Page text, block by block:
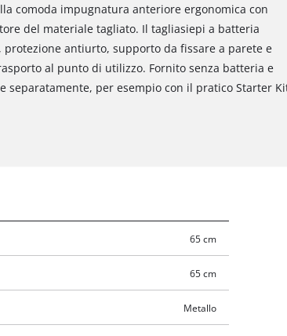
comoda impugnatura anteriore ergonomica con
del materiale tagliato. Il tagliasiepi a batteria
antiurto, supporto da fissare a parete e
al punto di utilizzo. Fornito senza batteria e
separatamente, per esempio con il pratico Starter
65 cm
65 cm
Metallo